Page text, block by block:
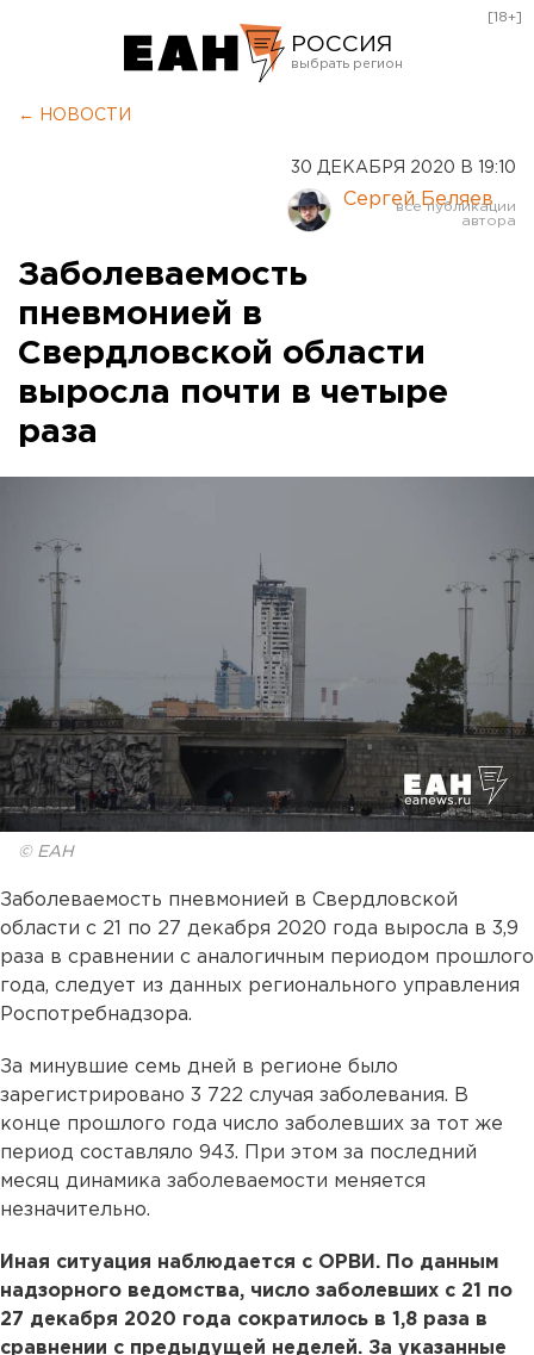
РОССИЯ
Курган
Оренбург
[18+]
← НОВОСТИ
30 ДЕКАБРЯ 2020 В 19:10
Сергей Беляев
Заболеваемость
пневмонией в
Свердловской области
выросла почти в четыре
раза
© ЕАН
Заболеваемость пневмонией в Свердловской
области с 21 по 27 декабря 2020 года выросла в 3,9
раза в сравнении с аналогичным периодом прошлого
года, следует из данных регионального управления
Роспотребнадзора.
За минувшие семь дней в регионе было
зарегистрировано 3 722 случая заболевания. В
конце прошлого года число заболевших за тот же
период составляло 943. При этом за последний
месяц динамика заболеваемости меняется
незначительно.
Иная ситуация наблюдается с ОРВИ. По данным
надзорного ведомства, число заболевших с 21 по
27 декабря 2020 года сократилось в 1,8 раза в
сравнении с предыдущей неделей. За указанные